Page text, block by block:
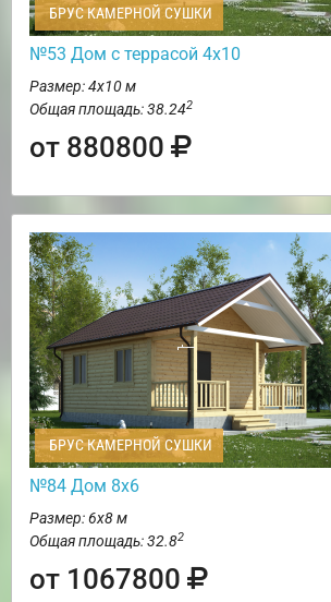
БРУС КАМЕРНОЙ СУШКИ
№53 Дом с террасой 4х10
Размер: 4х10 м
Общая площадь: 38.242
от 880800
БРУС КАМЕРНОЙ СУШКИ
№84 Дом 8х6
Размер: 6х8 м
Общая площадь: 32.82
от 1067800